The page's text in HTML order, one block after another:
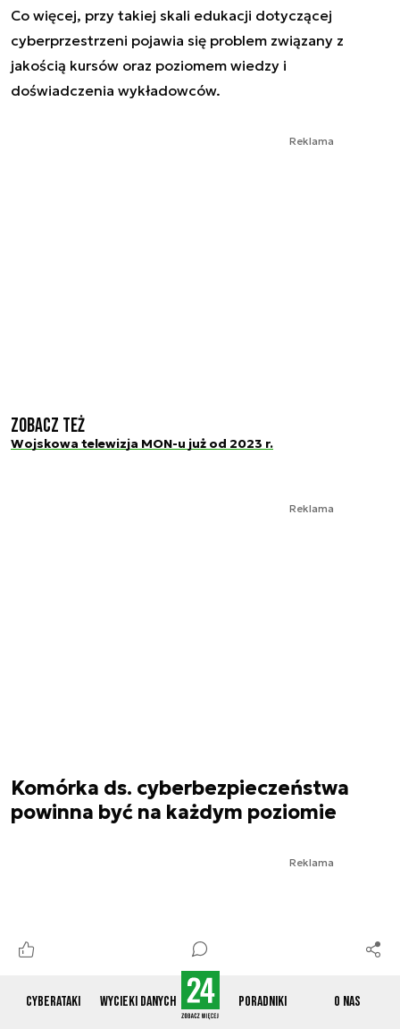
Cyberataki Wycieki danych Poradniki O nas
Co więcej, przy takiej skali edukacji dotyczącej
cyberprzestrzeni pojawia się problem związany z
jakością kursów oraz poziomem wiedzy i
doświadczenia wykładowców.
Reklama
Zobacz też
Wojskowa telewizja MON-u już od 2023 r.
Reklama
Komórka ds. cyberbezpieczeństwa
powinna być na każdym poziomie
Reklama